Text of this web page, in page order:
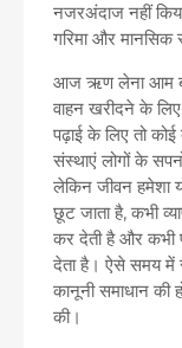
नजरअंदाज नहीं
गरिमा और मानसिक
आज ऋण लेना आम
वाहन खरीदने के
पढ़ाई के लिए तो
संस्थाएं लोगों के
लेकिन जीवन हमेशा
छूट जाता है, कभी
कर देती है और कभी
देता है। ऐसे समय में
कानूनी समाधान की
की।